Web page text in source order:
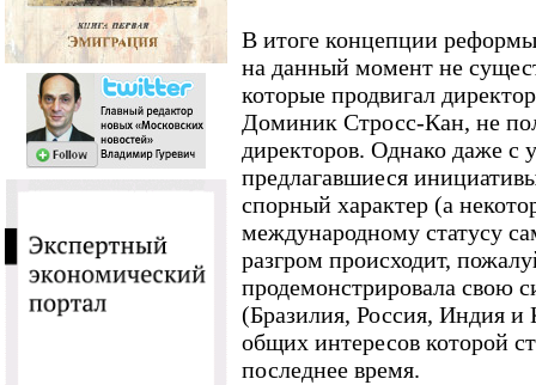
В итоге концепции
на данный момент не
которые продвигал
Доминик Стросс-Кан, не
директоров. Однако даже с
предлагавшиеся
спорный характер (а
международному статусу
разгром происходит,
продемонстрировала свою
(Бразилия, Россия, Индия и
общих интересов которой
последнее время.